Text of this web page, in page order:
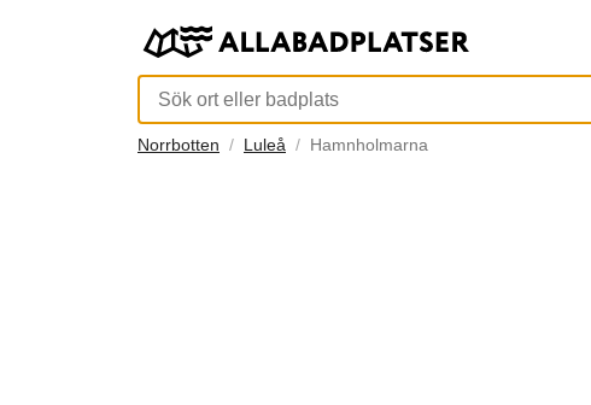
Norrbotten Luleå Hamnholmarna